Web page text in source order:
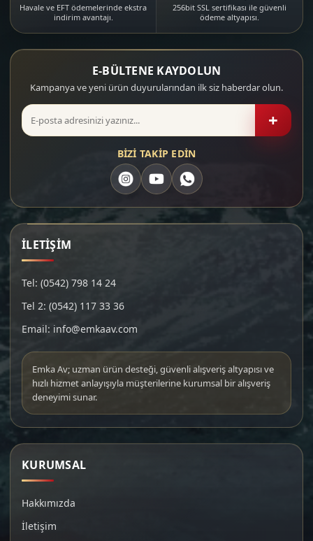
Havale ve EFT ödemelerinde ekstra
indirim avantajı.
256bit SSL sertifikası ile güvenli
ödeme altyapısı.
E-BÜLTENE KAYDOLUN
Kampanya ve yeni ürün duyurularından ilk siz haberdar olun.
+
BİZİ TAKİP EDİN
İLETİŞİM
Tel: (0542) 798 14 24
Tel 2: (0542) 117 33 36
Email: info@emkaav.com
Emka Av; uzman ürün desteği, güvenli alışveriş altyapısı ve
hızlı hizmet anlayışıyla müşterilerine kurumsal bir alışveriş
deneyimi sunar.
KURUMSAL
Hakkımızda
İletişim